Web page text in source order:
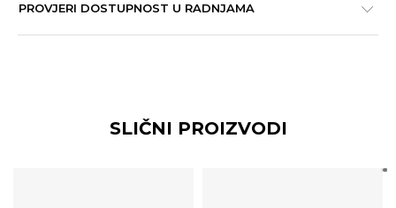
PROVJERI DOSTUPNOST U RADNJAMA
SLIČNI PROIZVODI